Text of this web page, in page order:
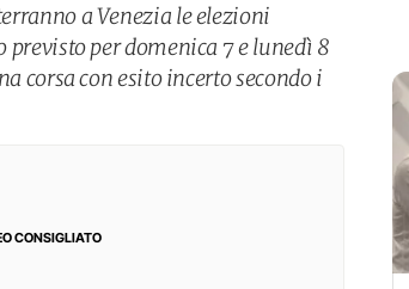
a Venezia le elezioni
per domenica 7 e lunedì 8
corsa con esito incerto secondo i
CONSIGLIATO